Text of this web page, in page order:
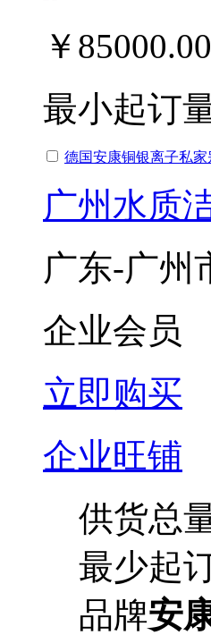
￥85000.00
最小起订
德国安康铜银离子私
广州水质
广东-广州
企业会员
立即购买
企业旺铺
供货总
最少起
品牌安